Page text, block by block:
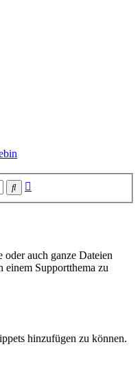
Suche
oder auch ganze Dateien
einem Supportthema zu
hinzufügen zu können.